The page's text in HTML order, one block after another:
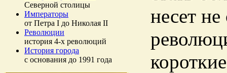
Северной столицы
Императоры
от Петра I до Николая II
Революции
история 4-х революций
История города
с основания до 1991 года
несет не